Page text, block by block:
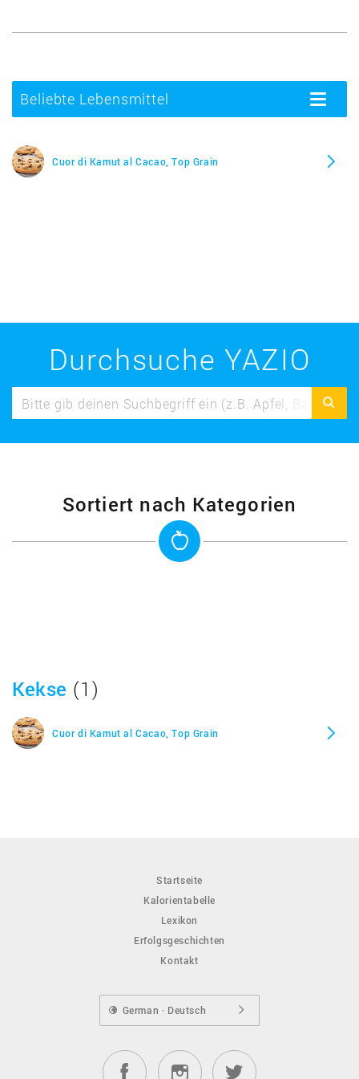
Beliebte Lebensmittel
Toggle
Cuor di Kamut al Cacao, Top Grain
Durchsuche YAZIO
Sortiert nach Kategorien
Kekse (1)
Cuor di Kamut al Cacao, Top Grain
Startseite
Kalorientabelle
Lexikon
Erfolgsgeschichten
Kontakt
German · Deutsch